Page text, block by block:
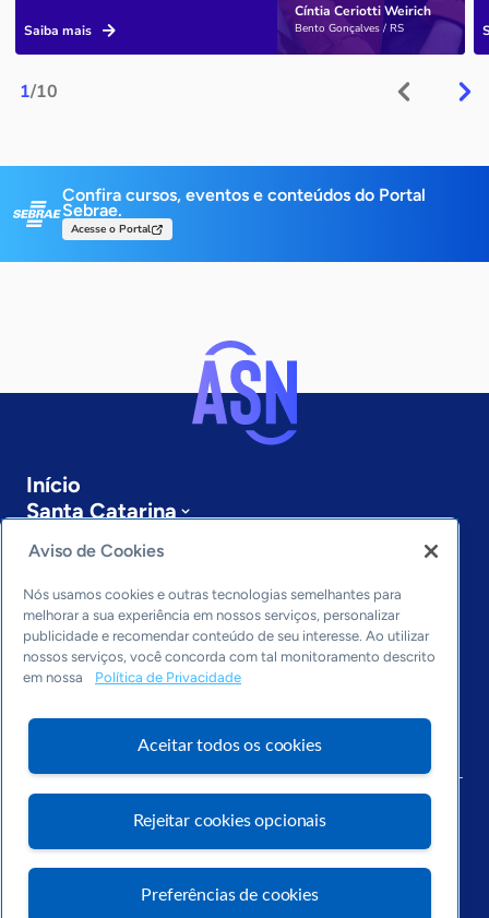
1/10
Cíntia Ceriotti Weirich
Bento Gonçalves / RS
Saiba mais
Confira cursos, eventos e conteúdos do Portal
Sebrae.
Acesse o Portal
Início
Santa Catarina
Sobre a ASN
Últimas notícias
Entre em contato
Editorias
Economia & Política
Inovação & Tecnologia
Cultura empreendedora
Arquivo
Aviso de Cookies
Nós usamos cookies e outras tecnologias semelhantes para
melhorar a sua experiência em nossos serviços, personalizar
publicidade e recomendar conteúdo de seu interesse. Ao utilizar
nossos serviços, você concorda com tal monitoramento descrito
em nossa
Política de Privacidade
Aceitar todos os cookies
Rejeitar cookies opcionais
Preferências de cookies